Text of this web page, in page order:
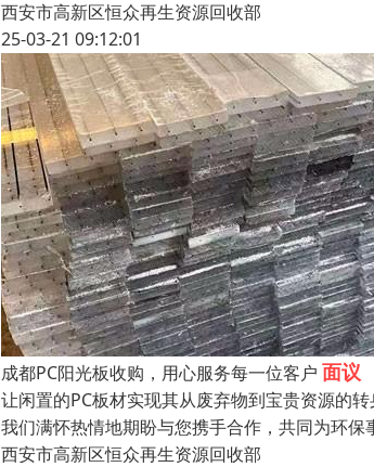
西安市高新区恒众再生资源回收部
25-03-21 09:12:01
成都PC阳光板收购，用心服务每一位客户 面议
让闲置的PC板材实现其从废弃物到宝贵资源的
我们满怀热情地期盼与您携手合作，共同为环
西安市高新区恒众再生资源回收部